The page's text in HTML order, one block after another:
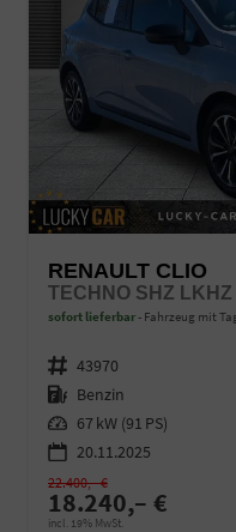
RENAULT CLIO
TECHNO SHZ LKHZ
sofort lieferbar Fahrzeug mit
Fahrzeugnr. 43970
Kraftstoff Benzin
Leistung 67 kW (91 PS)
20.11.2025
18.240,– €
incl. 19% MwSt.
22.400,– €